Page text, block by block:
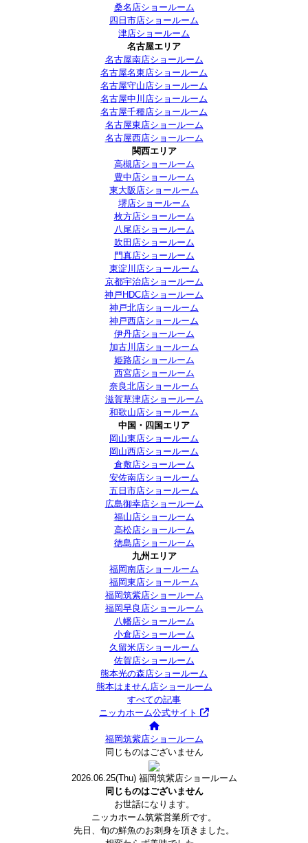
桑名店ショールーム
四日市店ショールーム
津店ショールーム
名古屋エリア
名古屋南店ショールーム
名古屋名東店ショールーム
名古屋守山店ショールーム
名古屋中川店ショールーム
名古屋千種店ショールーム
名古屋東店ショールーム
名古屋西店ショールーム
関西エリア
高槻店ショールーム
豊中店ショールーム
東大阪店ショールーム
堺店ショールーム
枚方店ショールーム
八尾店ショールーム
吹田店ショールーム
門真店ショールーム
東淀川店ショールーム
京都宇治店ショールーム
神戸HDC店ショールーム
神戸北店ショールーム
神戸西店ショールーム
伊丹店ショールーム
加古川店ショールーム
姫路店ショールーム
西宮店ショールーム
奈良北店ショールーム
滋賀草津店ショールーム
和歌山店ショールーム
中国・四国エリア
岡山東店ショールーム
岡山西店ショールーム
倉敷店ショールーム
安佐南店ショールーム
五日市店ショールーム
広島御幸店ショールーム
福山店ショールーム
高松店ショールーム
徳島店ショールーム
九州エリア
福岡南店ショールーム
福岡東店ショールーム
福岡筑紫店ショールーム
福岡早良店ショールーム
八幡店ショールーム
小倉店ショールーム
久留米店ショールーム
佐賀店ショールーム
熊本光の森店ショールーム
熊本はません店ショールーム
すべての記事
ニッカホーム公式サイト
福岡筑紫店ショールーム
同じものはございません
2026.06.25(Thu)福岡筑紫店ショールーム
同じものはございません
お世話になります。
ニッカホーム筑紫営業所です。
先日、旬の鮮魚のお刺身を頂きました。